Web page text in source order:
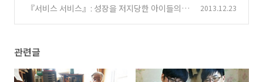
『서비스 서비스』: 성장을 저지당한 아이들의
2013.12.23
관련글